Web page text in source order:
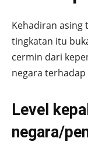
Kehadiran asing
tingkatan itu
cermin dari
negara terhadap
Level
negara/